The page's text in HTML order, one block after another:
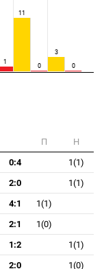
1
11
0
3
0
П
Н
0:4
1(1)
2:0
1(1)
4:1
1(1)
2:1
1(0)
1:2
1(1)
2:0
1(0)